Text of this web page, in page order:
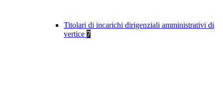
Titolari di incarichi dirigenziali amministrativi di
vertice 7